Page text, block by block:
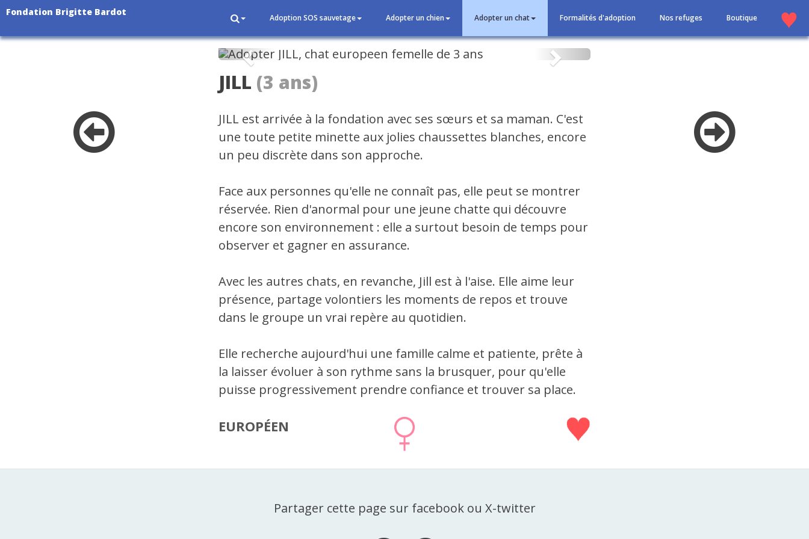
Fondation Brigitte Bardot
Adoption SOS sauvetage Adopter un chien Adopter un chat Formalités d'adoption Nos refuges Boutique
Précédent Suivant
JILL (3 ans)
JILL est arrivée à la fondation avec ses sœurs et sa maman. C'est
une toute petite minette aux jolies chaussettes blanches, encore
un peu discrète dans son approche.
Face aux personnes qu'elle ne connaît pas, elle peut se montrer
réservée. Rien d'anormal pour une jeune chatte qui découvre
encore son environnement : elle a surtout besoin de temps pour
observer et gagner en assurance.
Avec les autres chats, en revanche, Jill est à l'aise. Elle aime leur
présence, partage volontiers les moments de repos et trouve
dans le groupe un vrai repère au quotidien.
Elle recherche aujourd'hui une famille calme et patiente, prête à
la laisser évoluer à son rythme sans la brusquer, pour qu'elle
puisse progressivement prendre confiance et trouver sa place.
EUROPÉEN
Partager cette page sur facebook ou X-twitter